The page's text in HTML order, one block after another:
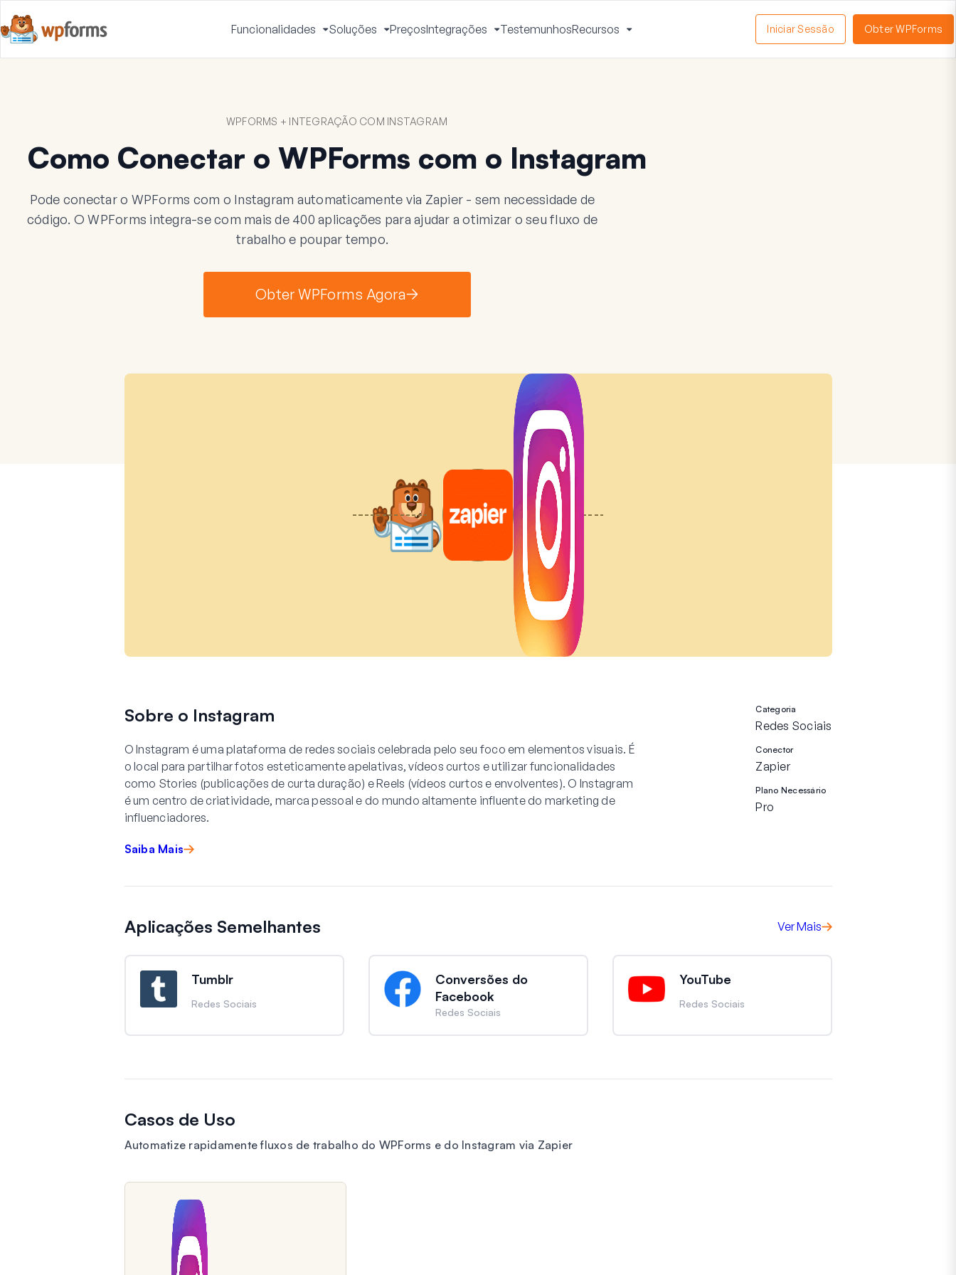
Funcionalidades
Ativar
Menu
Soluções
Ativar
Menu
PreçosIntegrações
Ativar
Menu
TestemunhosRecursos
Menu
Iniciar Sessão Obter WPForms
WPFORMS + INTEGRAÇÃO COM INSTAGRAM
Como Conectar o WPForms com o Instagram
Pode conectar o WPForms com o Instagram automaticamente via Zapier - sem necessidade de
código. O WPForms integra-se com mais de 400 aplicações para ajudar a otimizar o seu fluxo de
trabalho e poupar tempo.
Obter WPForms Agora
Sobre o Instagram
O Instagram é uma plataforma de redes sociais celebrada pelo seu foco em elementos visuais. É
o local para partilhar fotos esteticamente apelativas, vídeos curtos e utilizar funcionalidades
como Stories (publicações de curta duração) e Reels (vídeos curtos e envolventes). O Instagram
é um centro de criatividade, marca pessoal e do mundo altamente influente do marketing de
influenciadores.
Saiba Mais
Categoria
Redes Sociais
Conector
Zapier
Plano Necessário
Pro
Aplicações Semelhantes Ver Mais
Tumblr
Redes Sociais
Conversões do
Facebook
Redes Sociais
YouTube
Redes Sociais
Casos de Uso
Automatize rapidamente fluxos de trabalho do WPForms e do Instagram via Zapier